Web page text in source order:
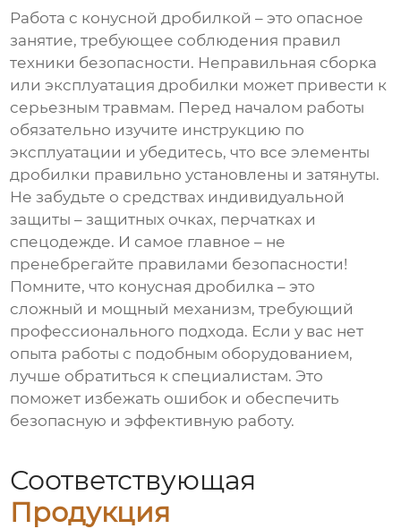
Работа с конусной дробилкой – это опасное
занятие, требующее соблюдения правил
техники безопасности. Неправильная сборка
или эксплуатация дробилки может привести к
серьезным травмам. Перед началом работы
обязательно изучите инструкцию по
эксплуатации и убедитесь, что все элементы
дробилки правильно установлены и затянуты.
Не забудьте о средствах индивидуальной
защиты – защитных очках, перчатках и
спецодежде. И самое главное – не
пренебрегайте правилами безопасности!
Помните, что конусная дробилка – это
сложный и мощный механизм, требующий
профессионального подхода. Если у вас нет
опыта работы с подобным оборудованием,
лучше обратиться к специалистам. Это
поможет избежать ошибок и обеспечить
безопасную и эффективную работу.
Соответствующая
Продукция